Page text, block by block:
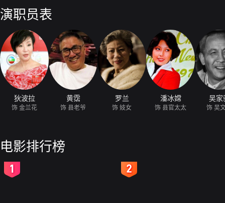
演职员表
狄波拉
饰 金兰花
黄霑
饰 县老爷
罗兰
饰 妓女
潘冰嫦
饰 县官太太
吴家
饰 吴
电影排行榜